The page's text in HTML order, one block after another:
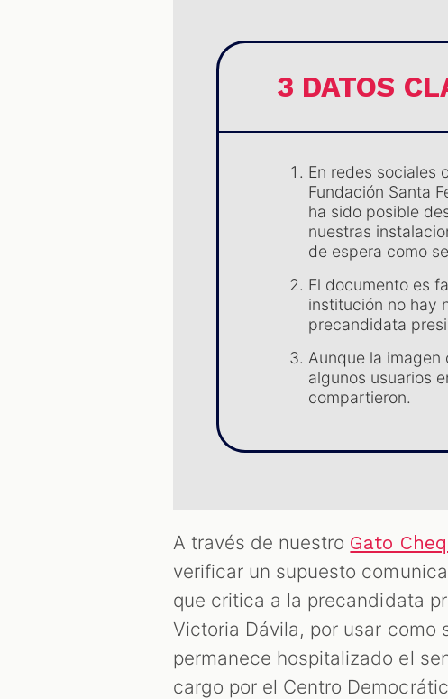
3 DATOS
En redes sociales
Fundación Santa
ha sido posible
nuestras
de espera como
El documento es
institución no hay
precandidata
Aunque la imagen
algunos usuarios
compartieron.
A través de nuestro Gato
verificar un supuesto
que critica a la precandidata
Victoria Dávila, por usar como
permanece hospitalizado el
cargo por el Centro